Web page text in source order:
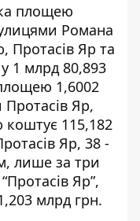
площею
Романа
Протасів Яр та
1 млрд 80,893
1,6002
Протасів Яр,
115,182
Яр, 38 -
лише за три
Яр”,
млрд грн.